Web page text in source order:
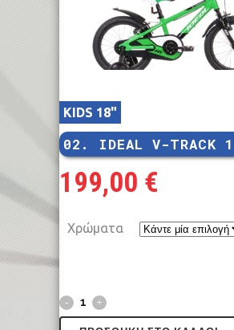
KIDS 18"
02. IDEAL V-TRACK
199,00 €
Χρώματα